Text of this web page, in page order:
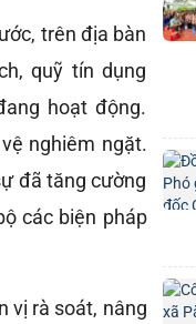
trên địa bàn
quỹ tín dụng
hoạt động.
nghiêm ngặt.
đã tăng cường
các biện pháp
vị rà soát, nâng